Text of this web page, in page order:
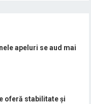
apeluri se aud mai
oferă stabilitate și